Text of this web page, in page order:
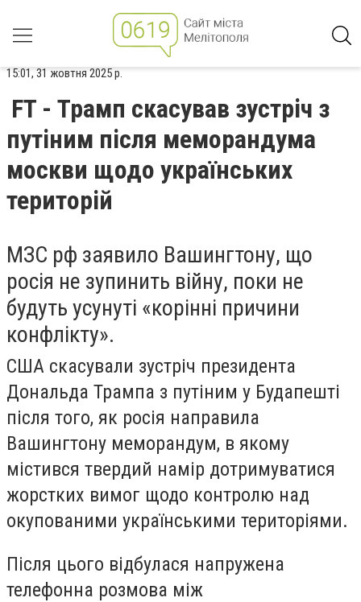
15:01, 31 жовтня 2025 р.
FT - Трамп скасував зустріч з
путіним після меморандума
москви щодо українських
територій
МЗС рф заявило Вашингтону, що
росія не зупинить війну, поки не
будуть усунуті «корінні причини
конфлікту».
США скасували зустріч президента
Дональда Трампа з путіним у Будапешті
після того, як росія направила
Вашингтону меморандум, в якому
містився твердий намір дотримуватися
жорстких вимог щодо контролю над
окупованими українськими територіями.
Після цього відбулася напружена
телефонна розмова між